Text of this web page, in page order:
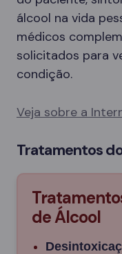
álcool na vida
médicos
solicitados para
condição.
Veja sobre a
Tratamentos
de Álcool